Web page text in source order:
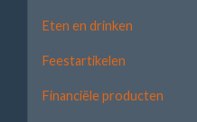
Eten en drinken
Feestartikelen
Financiële producten